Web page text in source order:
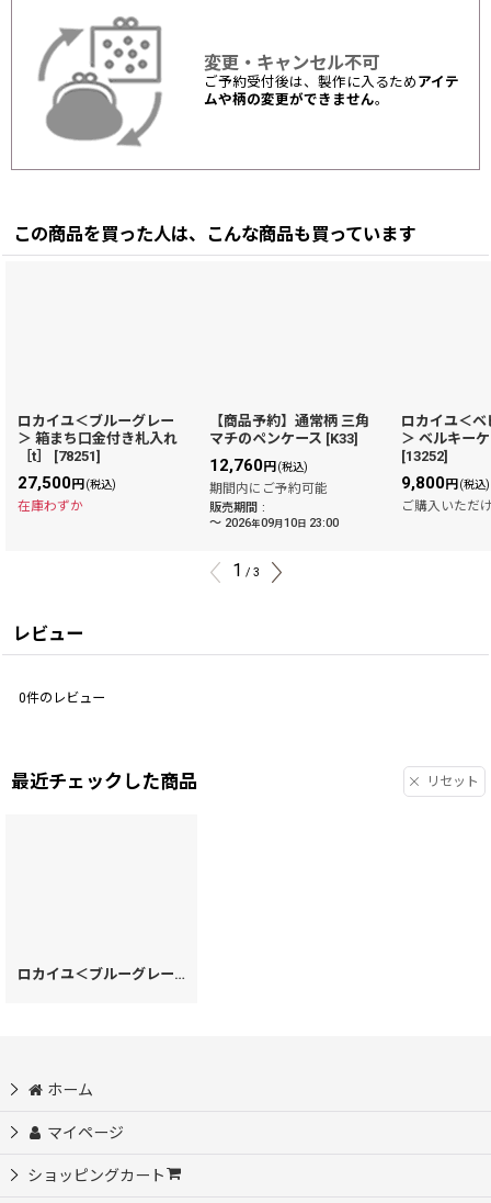
変更・キャンセル不可
ご予約受付後は、製作に入るため アイテ
ムや柄の変更ができません。
この商品を買った人は、こんな商品も買っています
ロカイユ＜ブルーグレー
＞ 箱まち口金付き札入れ
［t］
[78251]
27,500円 (税込)
在庫わずか
【商品予約】通常柄 三角
マチのペンケース [K33]
12,760円 (税込)
期間内にご予約可能
販売期間 :
～ 2026年09月10 日 23:00
ロカイユ＜
＞ ベルキー
[13252]
9,800円 (税込)
ご購入いただ
1 / 3
レビュー
0件のレビュー
最近チェックした商品 リセット
ロカイユ＜ブルーグレー＞ ベルキーケース［t］
ホーム
マイページ
ショッピングカート